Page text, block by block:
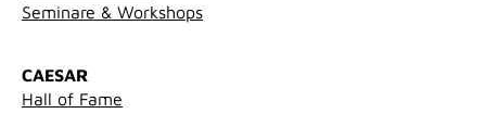
Seminare & Workshops
CAESAR
Hall of Fame